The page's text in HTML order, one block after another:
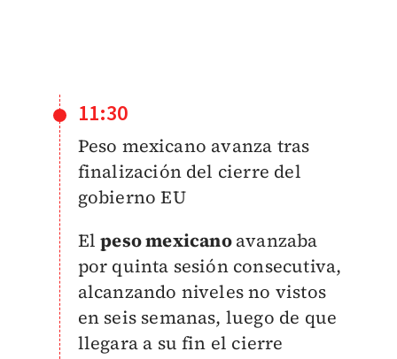
11:30
Peso mexicano avanza tras
finalización del cierre del
gobierno EU
Elpeso mexicanoavanzaba
por quinta sesión consecutiva,
alcanzando niveles no vistos
en seis semanas, luego de que
llegara a su fin el cierre